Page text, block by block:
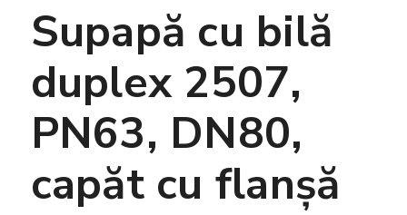
Supapă cu bilă
duplex 2507,
PN63, DN80,
capăt cu flanșă